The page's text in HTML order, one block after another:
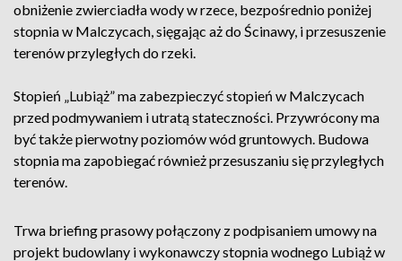
obniżenie zwierciadła wody w rzece, bezpośrednio poniżej
stopnia w Malczycach, sięgając aż do Ścinawy, i przesuszenie
terenów przyległych do rzeki.
Stopień „Lubiąż” ma zabezpieczyć stopień w Malczycach
przed podmywaniem i utratą stateczności. Przywrócony ma
być także pierwotny poziomów wód gruntowych. Budowa
stopnia ma zapobiegać również przesuszaniu się przyległych
terenów.
Trwa briefing prasowy połączony z podpisaniem umowy na
projekt budowlany i wykonawczy stopnia wodnego Lubiąż w